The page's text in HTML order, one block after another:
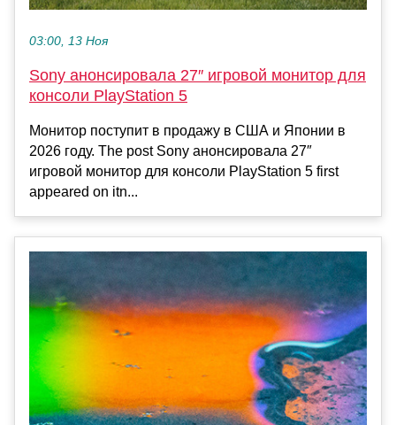
03:00, 13 Ноя
Sony анонсировала 27″ игровой монитор для
консоли PlayStation 5
Монитор поступит в продажу в США и Японии в
2026 году. The post Sony анонсировала 27″
игровой монитор для консоли PlayStation 5 first
appeared on itn...